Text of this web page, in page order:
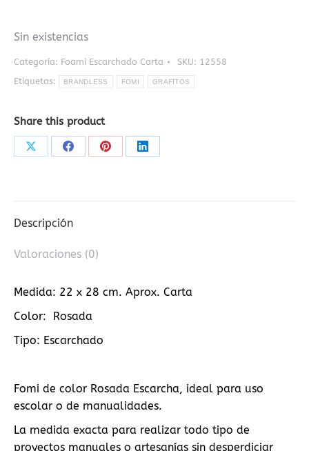
Sin existencias
Categoría: Foami Escarchado Carta SKU: 12558
Etiquetas:
BRANDLESS FOMI GRAFITOS
Share this product
Share Share Share Share
Descripción
Valoraciones (0)
Medida: 22 x 28 cm. Aprox. Carta
Color: Rosada
Tipo: Escarchado
Fomi de color Rosada Escarcha, ideal para uso
escolar o de manualidades.
La medida exacta para realizar todo tipo de
proyectos manuales o artesanías sin desperdiciar